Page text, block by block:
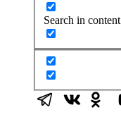
Search in content